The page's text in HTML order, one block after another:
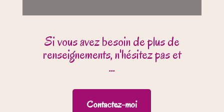
Si vous avez besoin de plus de
renseignements, n'hésitez pas et
...
Contactez-moi